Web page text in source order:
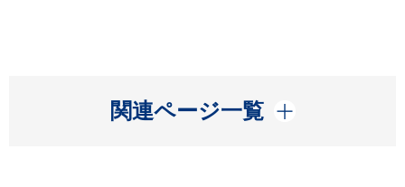
関連ページ一覧
開く